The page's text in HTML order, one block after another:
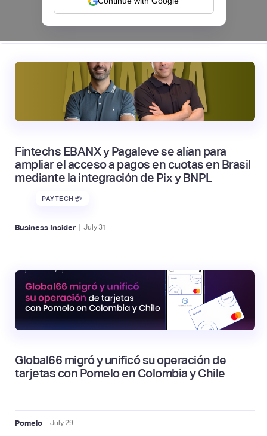
August
Fintechs EBANX y Pagaleve se alían para
ampliar el acceso a pagos en cuotas en Brasil
mediante la integración de Pix y BNPL
PAYTECH 💳
Business Insider | July31
Global66 migró y unificó su operación de
tarjetas con Pomelo en Colombia y Chile
Pomelo | July29